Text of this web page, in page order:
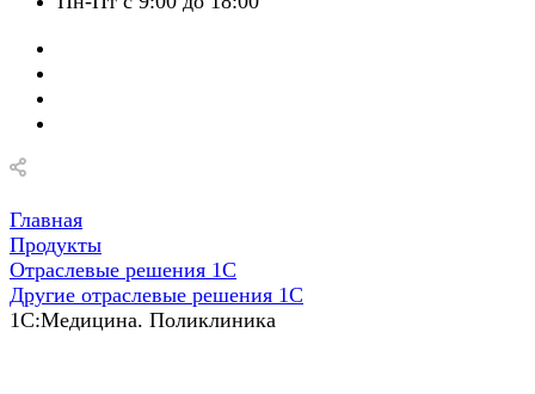
Главная
Продукты
Отраслевые решения 1С
Другие отраслевые решения 1С
1С:Медицина. Поликлиника